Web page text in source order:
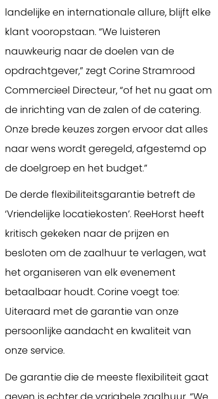
landelijke en internationale allure, blijft elke
klant vooropstaan. “We luisteren
nauwkeurig naar de doelen van de
opdrachtgever,” zegt Corine Stramrood
Commercieel Directeur, “of het nu gaat om
de inrichting van de zalen of de catering.
Onze brede keuzes zorgen ervoor dat alles
naar wens wordt geregeld, afgestemd op
de doelgroep en het budget.”
De derde flexibiliteitsgarantie betreft de
‘Vriendelijke locatiekosten’. ReeHorst heeft
kritisch gekeken naar de prijzen en
besloten om de zaalhuur te verlagen, wat
het organiseren van elk evenement
betaalbaar houdt. Corine voegt toe:
Uiteraard met de garantie van onze
persoonlijke aandacht en kwaliteit van
onze service.
De garantie die de meeste flexibiliteit gaat